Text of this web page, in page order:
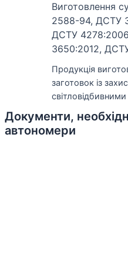
Виготовлення
2588-94, ДСТУ
ДСТУ
3650:2012,
Продукція
заготовок із
Документи,
автономери